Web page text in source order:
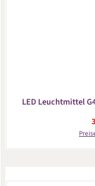
LED Leuchtmittel